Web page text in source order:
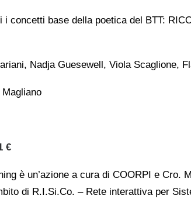
i concetti base della poetica del BTT:
Nadja Guesewell, Viola Scaglione,
Magliano
€
è un’azione a cura di COORPI e Cro.
di R.I.Si.Co. – Rete interattiva per